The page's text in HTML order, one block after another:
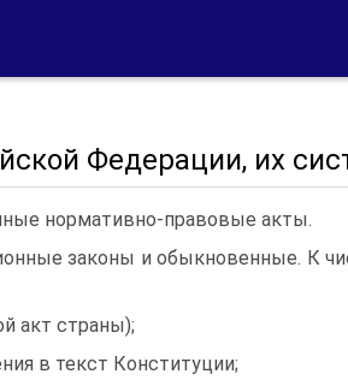
Федерации, их
нормативно-правовые акты.
законы и обыкновенные. К
акт страны);
в текст Конституции;